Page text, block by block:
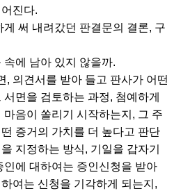
진다.
써 내려갔던 판결문의 결론, 구
에 남아 있지 않을까.
, 의견서를 받아 들고 판사가 어떤
면을 검토하는 과정, 첨예하게
음이 쏠리기 시작하는지, 그 주
증거의 가치를 더 높다고 판단
지정하는 방식, 기일을 갑자기
에 대하여는 증인신청을 받아
여는 신청을 기각하게 되는지,